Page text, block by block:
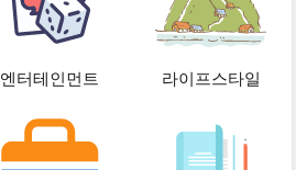
엔터테인먼트 라이프스타일